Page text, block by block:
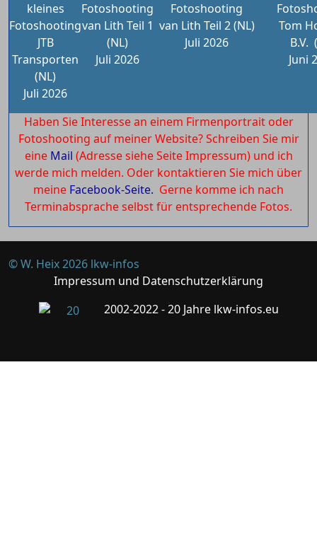
kleines
Fotoshooting
JTB
Transporten
(NL)
Juli 2026
Fotoshooting
van Lith Teil 1
(NL)
Juli 2026
Fotoshooting
van Lith Teil 2 (NL)
Juli 2026
Tom
B.V.
Juni
Haben Sie Interesse an einem Firmenportrait oder
Fotoshooting auf meiner Website? Schreiben Sie mir
eine Mail (Adresse siehe Seite Impressum) und ich
werde mich melden. Oder kontaktieren Sie mich über
meine Facebook-Seite. Gerne komme ich nach
Terminabsprache selbst für entsprechende Fotos.
© W. Heix 2026 lkw-infos
Impressum und Datenschutzerklärung
2002-2022 - 20 Jahre lkw-infos.eu